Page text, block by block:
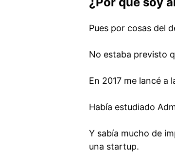
Pues por cosas del
No estaba previsto
En 2017 me lancé a
Había estudiado
Y sabía mucho de
una startup.